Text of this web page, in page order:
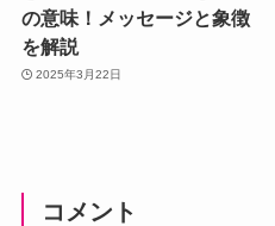
の意味！メッセージと象徴
を解説
2025年3月22日
コメント